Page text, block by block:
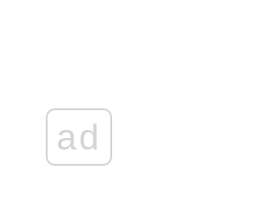
ad